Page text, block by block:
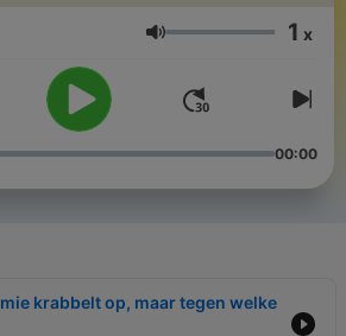
Lautstärke 1 x
00:00
krabbelt op, maar tegen welke